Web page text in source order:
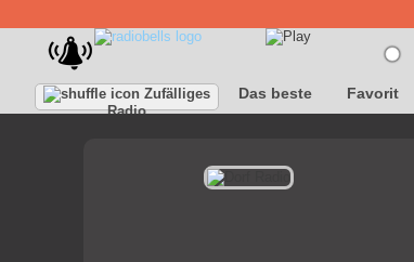
Zufälliges
Radio
Das beste Favorit